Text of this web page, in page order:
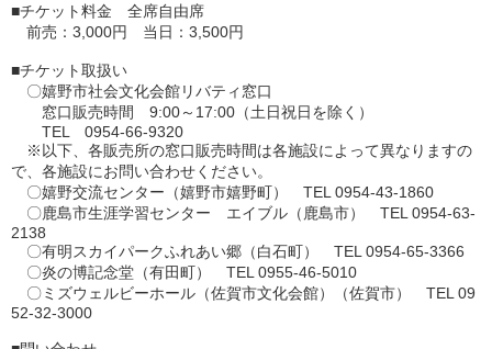
■チケット料金 全席自由席
前売：3,000円 当日：3,500円
■チケット取扱い
〇嬉野市社会文化会館リバティ窓口
窓口販売時間 9:00～17:00（土日祝日を除く）
TEL 0954-66-9320
※以下、各販売所の窓口販売時間は各施設によって異なりますの
で、各施設にお問い合わせください。
〇嬉野交流センター（嬉野市嬉野町） TEL 0954-43-1860
〇鹿島市生涯学習センター エイブル（鹿島市） TEL 0954-63-
2138
〇有明スカイパークふれあい郷（白石町） TEL 0954-65-3366
〇炎の博記念堂（有田町） TEL 0955-46-5010
〇ミズウェルビーホール（佐賀市文化会館）（佐賀市） TEL 09
52-32-3000